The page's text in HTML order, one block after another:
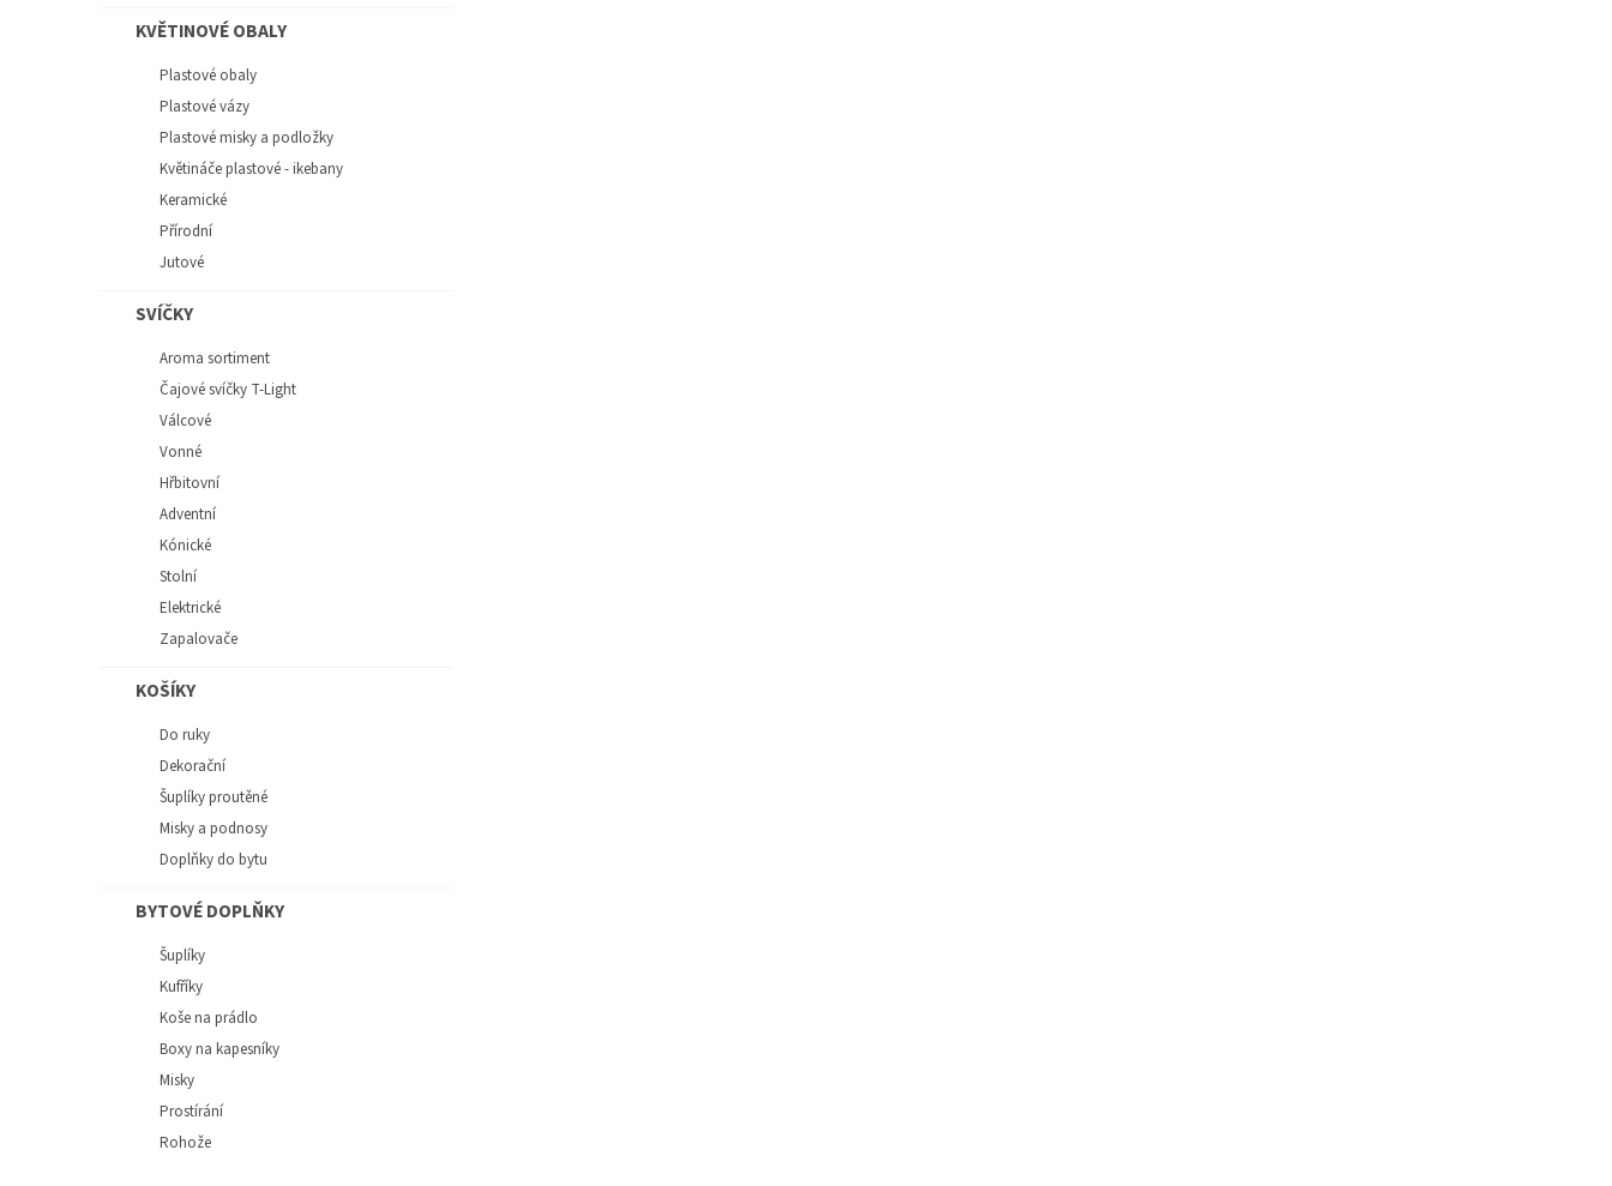
KVĚTINOVÉ OBALY
Plastové obaly
Plastové vázy
Plastové misky a podložky
Květináče plastové - ikebany
Keramické
Přírodní
Jutové
SVÍČKY
Aroma sortiment
Čajové svíčky T-Light
Válcové
Vonné
Hřbitovní
Adventní
Kónické
Stolní
Elektrické
Zapalovače
KOŠÍKY
Do ruky
Dekorační
Šuplíky proutěné
Misky a podnosy
Doplňky do bytu
BYTOVÉ DOPLŇKY
Šuplíky
Kufříky
Koše na prádlo
Boxy na kapesníky
Misky
Prostírání
Rohože